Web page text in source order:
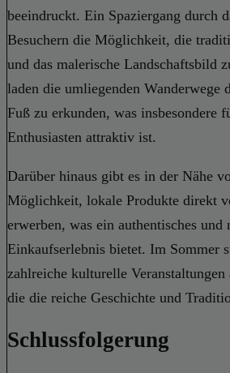
beeindruckt. Ein Spaziergang durch
Besuchern die Möglichkeit, die
und das malerische Landschaftsbild
laden die umliegenden Wanderwege
Fuß zu erkunden, was insbesondere
Enthusiasten attraktiv ist.
Darüber hinaus gibt es in der Nähe
Möglichkeit, lokale Produkte direkt
erwerben, was ein authentisches und
Einkaufserlebnis bietet. Im Sommer
zahlreiche kulturelle
die die reiche Geschichte und
Schlussfolgerung